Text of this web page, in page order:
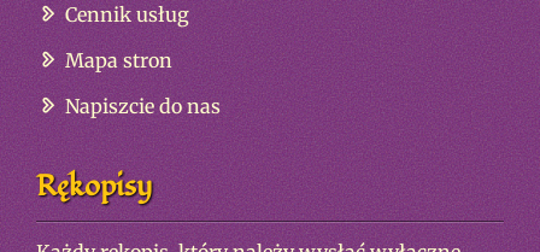
Cennik usług
Mapa stron
Napiszcie do nas
Rękopisy